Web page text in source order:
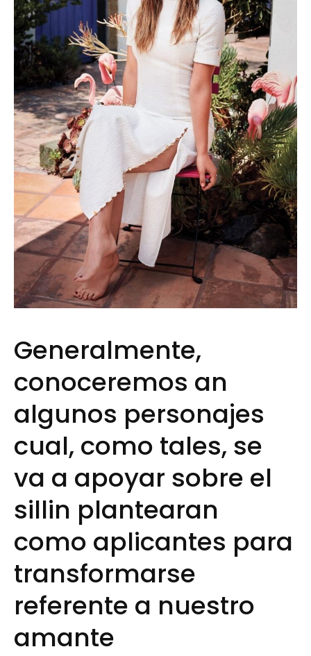
Generalmente,
conoceremos an
algunos personajes
cual, como tales, se
va a apoyar sobre el
silli­n plantearan
como aplicantes para
transformarse
referente a nuestro
amante